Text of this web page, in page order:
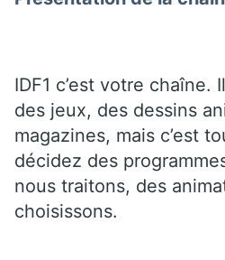
IDF1 c’est votre chaîne.
des jeux, des dessins
magazines, mais c’est
décidez des
nous traitons, des
choisissons.